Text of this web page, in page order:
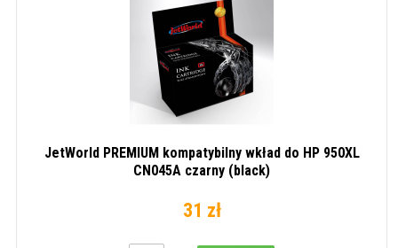
JetWorld PREMIUM kompatybilny wkład do HP 950XL
CN045A czarny (black)
31 zł